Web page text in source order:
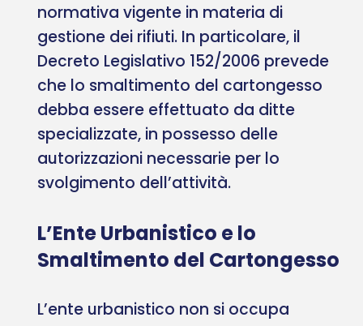
normativa vigente in materia di
gestione dei rifiuti. In particolare, il
Decreto Legislativo 152/2006 prevede
che lo smaltimento del cartongesso
debba essere effettuato da ditte
specializzate, in possesso delle
autorizzazioni necessarie per lo
svolgimento dell’attività.
L’Ente Urbanistico e lo
Smaltimento del Cartongesso
L’ente urbanistico non si occupa